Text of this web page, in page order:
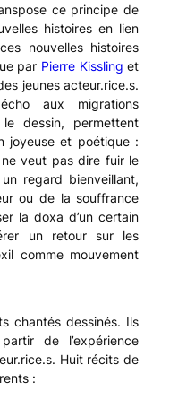
ce principe de
histoires en lien
nouvelles histoires
par Pierre Kissling et
jeunes acteur.rice.s.
aux migrations
dessin, permettent
joyeuse et poétique :
ne veut pas dire fuir le
regard bienveillant,
ou de la souffrance
la doxa d’un certain
un retour sur les
comme mouvement
chantés dessinés. Ils
de l’expérience
Huit récits de
: